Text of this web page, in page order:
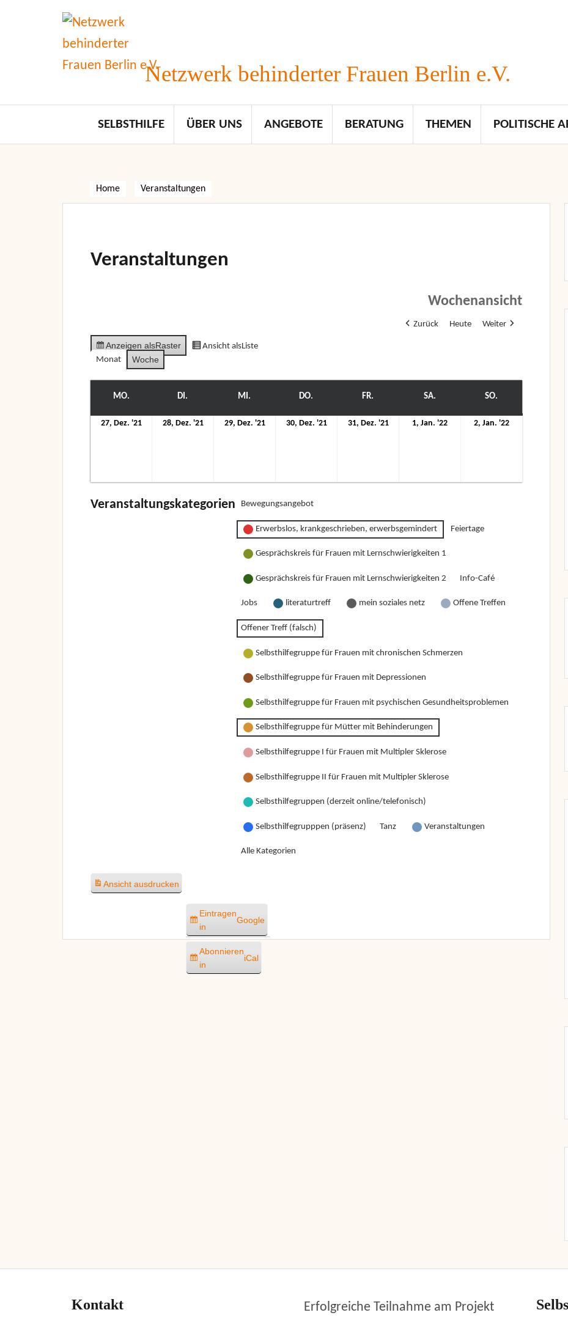
Netzwerk behinderter Frauen Berlin e.V.
SELBSTHILFE ÜBER UNS ANGEBOTE BERATUNG THEMEN POLITISCHE
Home Veranstaltungen
Veranstaltungen
Wochenansicht
Anzeigen alsRaster Ansicht alsListe
Monat
Woche
Zurück Heute Weiter
MO. DI. MI. DO. DONNERSTAGFR. SA. SO.
27, Dez. '21 28, Dez. '2128.
29, Dez. '2129.
30, Dez. '2130.
31, Dez. '2131.
1, Jan. '22 2, Jan. '22
Veranstaltungskategorien Bewegungsangebot
Erwerbslos, krankgeschrieben, erwerbsgemindert Feiertage
Gesprächskreis für Frauen mit Lernschwierigkeiten 1
Gesprächskreis für Frauen mit Lernschwierigkeiten 2 Info-Café
Jobs literaturtreff mein soziales netz Offene Treffen
Offener Treff (falsch)
Selbsthilfegruppe für Frauen mit chronischen Schmerzen
Selbsthilfegruppe für Frauen mit Depressionen
Selbsthilfegruppe für Frauen mit psychischen Gesundheitsproblemen
Selbsthilfegruppe für Mütter mit Behinderungen
Selbsthilfegruppe I für Frauen mit Multipler Sklerose
Selbsthilfegruppe II für Frauen mit Multipler Sklerose
Selbsthilfegruppen (derzeit online/telefonisch)
Selbsthilfegrupppen (präsenz) Tanz Veranstaltungen
Alle Kategorien
Ansicht ausdrucken
Eintragen
in
Google
Abonnieren
in
iCal
Kontakt
Erfolgreiche Teilnahme am Projekt